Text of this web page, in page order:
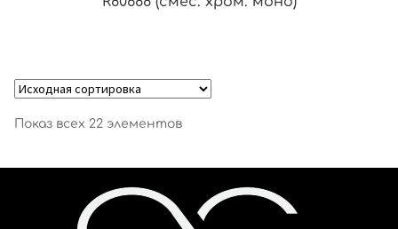
Показ всех 22 элементов